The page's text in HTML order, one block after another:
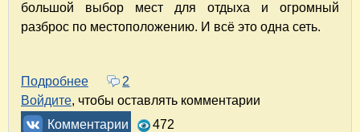
большой выбор мест для отдыха и огромный
разброс по местоположению. И всё это одна сеть.
Подробнее о Отель "Карат" в Краснодаре. Отдых рядом
2
Войдите, чтобы оставлять комментарии
Комментарии
472